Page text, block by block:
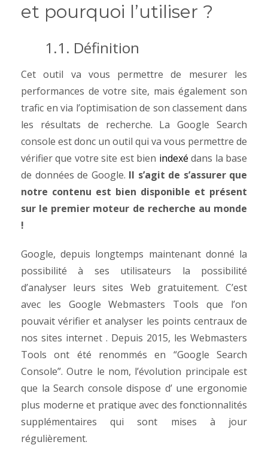
et pourquoi l’utiliser ?
1.1. Définition
Cet outil va vous permettre de mesurer les
performances de votre site, mais également son
trafic en via l’optimisation de son classement dans
les résultats de recherche. La Google Search
console est donc un outil qui va vous permettre de
vérifier que votre site est bien indexédans la base
de données de Google. Il s’agit de s’assurer que
notre contenu est bien disponible et présent
sur le premier moteur de recherche au monde
!
Google, depuis longtemps maintenant donné la
possibilité à ses utilisateurs la possibilité
d’analyser leurs sites Web gratuitement. C’est
avec les Google Webmasters Tools que l’on
pouvait vérifier et analyser les points centraux de
nos sites internet . Depuis 2015, les Webmasters
Tools ont été renommés en “Google Search
Console”. Outre le nom, l’évolution principale est
que la Search console dispose d’ une ergonomie
plus moderne et pratique avec des fonctionnalités
supplémentaires qui sont mises à jour
régulièrement.